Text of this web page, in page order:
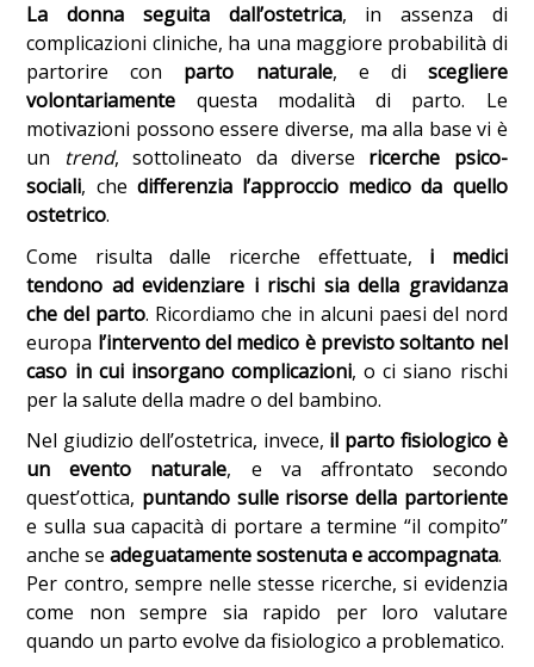
La donna seguita dall’ostetrica, in assenza di
complicazioni cliniche, ha una maggiore probabilità di
partorire con parto naturale, e di scegliere
volontariamente questa modalità di parto. Le
motivazioni possono essere diverse, ma alla base vi è
un
trend, sottolineato da diverse ricerche psico-
sociali, che differenzia l’approccio medico da quello
ostetrico.
Come risulta dalle ricerche effettuate, i medici
tendono ad evidenziare i rischi sia della gravidanza
che del parto. Ricordiamo che in alcuni paesi del nord
europa l’intervento del medico è previsto soltanto nel
caso in cui insorgano complicazioni, o ci siano rischi
per la salute della madre o del bambino.
Nel giudizio dell’ostetrica, invece, il parto fisiologico è
un evento naturale, e va affrontato secondo
quest’ottica, puntando sulle risorse della partoriente
e sulla sua capacità di portare a termine “il compito”
anche seadeguatamente sostenuta e accompagnata.
Per contro, sempre nelle stesse ricerche, si evidenzia
come non sempre sia rapido per loro valutare
quando un parto evolve da fisiologico a problematico.